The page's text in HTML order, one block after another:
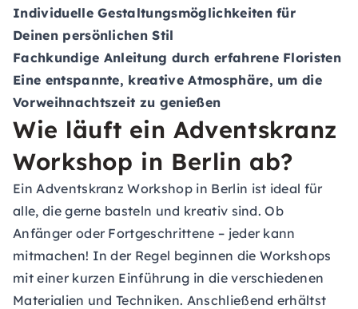
Individuelle Gestaltungsmöglichkeiten für
Deinen persönlichen Stil
Fachkundige Anleitung durch erfahrene Floristen
Eine entspannte, kreative Atmosphäre, um die
Vorweihnachtszeit zu genießen
Wie läuft ein Adventskranz
Workshop in Berlin ab?
Ein Adventskranz Workshop in Berlin ist ideal für
alle, die gerne basteln und kreativ sind. Ob
Anfänger oder Fortgeschrittene – jeder kann
mitmachen! In der Regel beginnen die Workshops
mit einer kurzen Einführung in die verschiedenen
Materialien und Techniken. Anschließend erhältst